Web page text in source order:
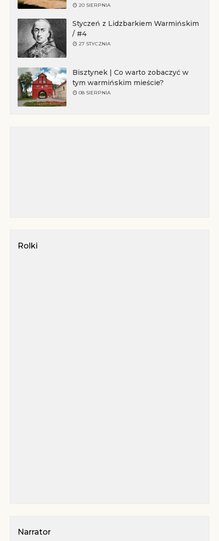
20 SIERPNIA
Styczeń z Lidzbarkiem Warmińskim
/ #4
27 STYCZNIA
Bisztynek | Co warto zobaczyć w
tym warmińskim mieście?
08 SIERPNIA
Rolki
Narrator